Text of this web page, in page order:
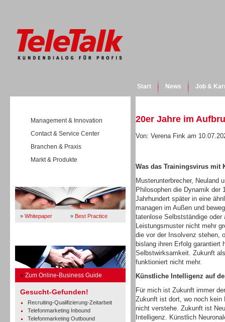
Start News Job &
Management & Innovation
Contact & Service Center
Branchen & Praxis
Markt & Produkte
» Whitepaper » Best Practice
» Zum Online-Business Guide
Gesucht-Gefunden!
Recruiting-Qualifizierung-Zeitarbeit
Telefonmarketing Inbound
Telefonmarketing Outbound
20er Jahre im
Von: Verena Fink am
Was das Trainingsvirus mit
Musterunterbrecher, Neuland
Philosophen die Dynamik der
Jahrhundert später in eine
managen im Außen und
tatenlose Selbstständige oder
Leistungsmuster nicht mehr
die vor der Insolvenz stehen,
bislang ihren Erfolg
Selbstwirksamkeit. Zukunft
funktioniert nicht mehr.
Künstliche Intelligenz auf
Für mich ist Zukunft immer
Zukunft ist dort, wo noch
nicht verstehe. Zukunft ist
Intelligenz. Künstlich